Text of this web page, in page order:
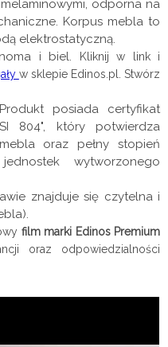
odporna na
Korpus mebla to
elektrostatyczną.
i biel.
Kliknij w link i
w sklepie Edinos.pl. Stwórz
posiada certyfikat
804", który potwierdza
oraz pełny stopień
wytworzonego
znajduje się czytelna i
film marki Edinos Premium
oraz odpowiedzialności